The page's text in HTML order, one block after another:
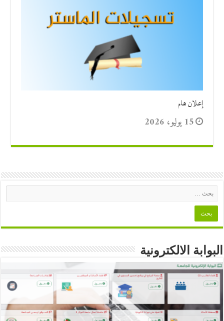
إعلان هام
15 يوليو، 2026
البوابة الالكترونية